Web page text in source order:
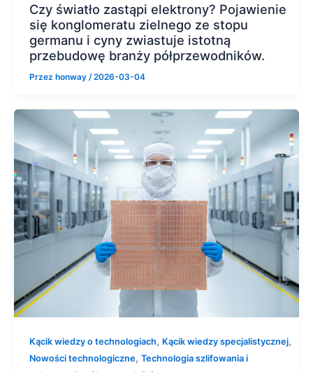
Czy światło zastąpi elektrony? Pojawienie
się konglomeratu zielnego ze stopu
germanu i cyny zwiastuje istotną
przebudowę branży półprzewodników.
Przez honway /2026-03-04
Kącik wiedzy o technologiach, Kącik wiedzy specjalistycznej,
Nowości technologiczne, Technologia szlifowania i